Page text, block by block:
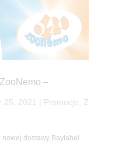
–
25, 2021 Promocje
Z
dostawy Baylabel